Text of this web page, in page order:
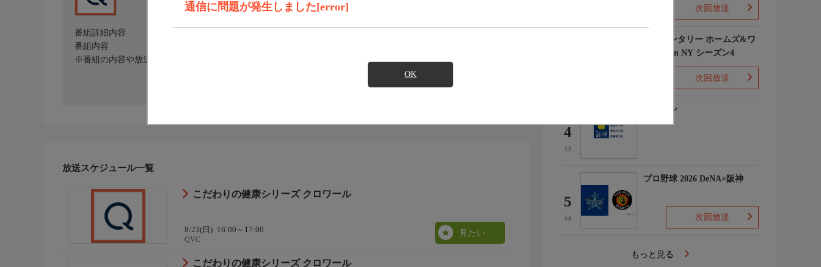
通信に問題が発生しました[error]
OK
番組詳細内容
番組内容
※番組の内容や放送日時は、変更となる場合がございます。
放送スケジュール一覧
こだわりの健康シリーズ クロワール
8/23(日) 16:00～17:00
QVC
見たい
こだわりの健康シリーズ クロワール
次回放送
エレメンタリー ホームズ&ワ
トソン in NY シーズン4
次回放送
4
(-)
下山メシ
5
(-)
プロ野球 2026 DeNA×阪神
次回放送
もっと見る